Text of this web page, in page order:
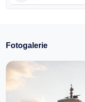
Fotogalerie